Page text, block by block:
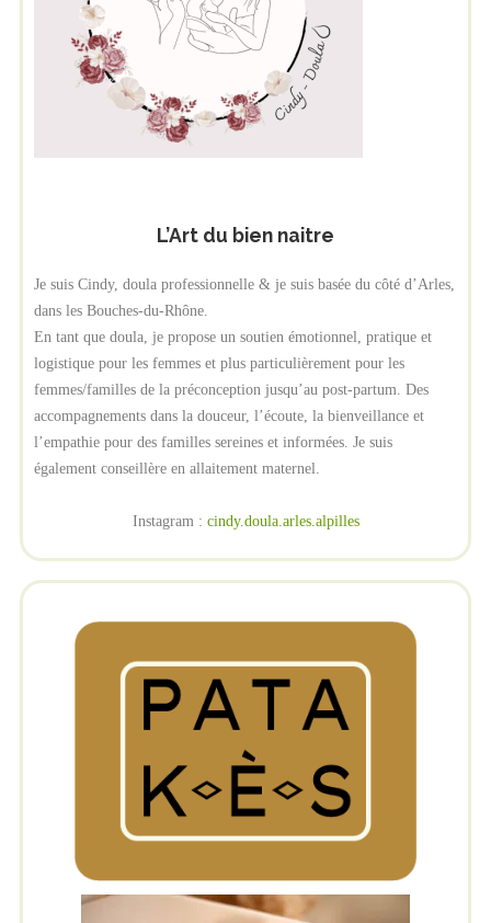
L’Art du bien naitre
Je suis Cindy, doula professionnelle & je suis basée du côté d’Arles,
dans les Bouches-du-Rhône.
En tant que doula, je propose un soutien émotionnel, pratique et
logistique pour les femmes et plus particulièrement pour les
femmes/familles de la préconception jusqu’au post-partum. Des
accompagnements dans la douceur, l’écoute, la bienveillance et
l’empathie pour des familles sereines et informées. Je suis
également conseillère en allaitement maternel.
Instagram : cindy.doula.arles.alpilles